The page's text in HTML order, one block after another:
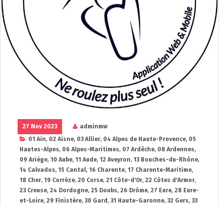
27 Nov 2023
adminmw
01 Ain, 02 Aisne, 03 Allier, 04 Alpes de Haute-Provence, 05
Hautes-Alpes, 06 Alpes-Maritimes, 07 Ardêche, 08 Ardennes,
09 Ariège, 10 Aube, 11 Aude, 12 Aveyron, 13 Bouches-du-Rhône,
14 Calvados, 15 Cantal, 16 Charente, 17 Charente-Maritime,
18 Cher, 19 Corrèze, 20 Corse, 21 Côte-d'Or, 22 Côtes d'Armor,
23 Creuse, 24 Dordogne, 25 Doubs, 26 Drôme, 27 Eure, 28 Eure-
et-Loire, 29 Finistère, 30 Gard , 31 Haute-Garonne, 32 Gers, 33